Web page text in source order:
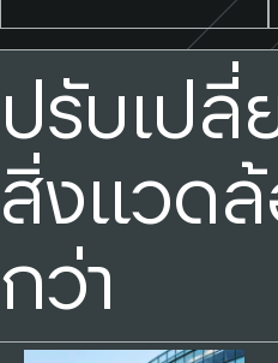
ปรับเปลี่
สิ่งแวด
กว่า